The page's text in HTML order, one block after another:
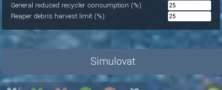
General reduced recycler consumption (%):
Reaper debris harvest limit (%):
Simulovat